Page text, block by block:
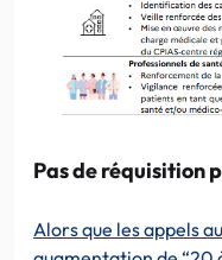
Pas de réquisition
Alors que les appels